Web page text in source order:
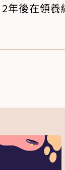
年後在領